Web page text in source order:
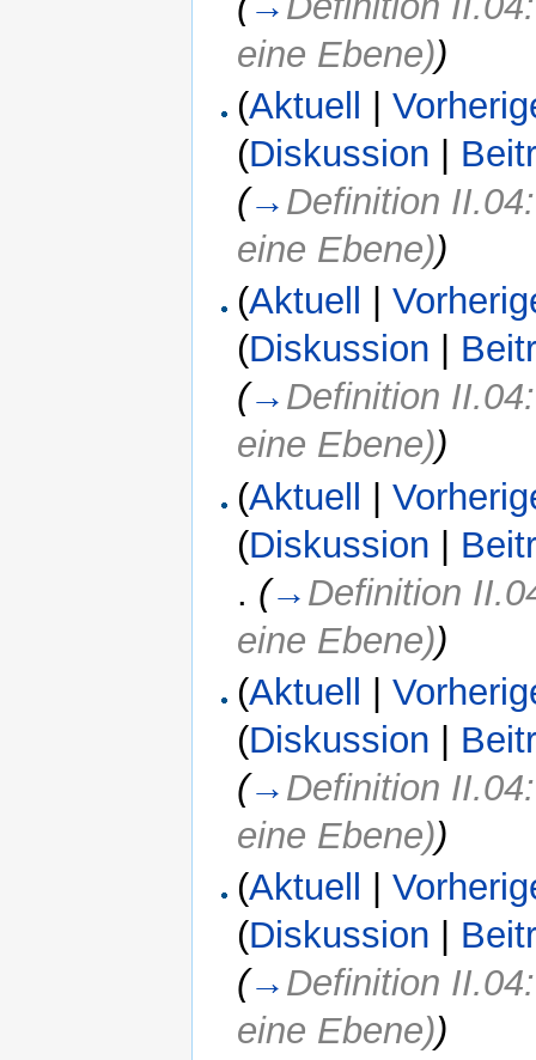
eine Ebene))
(Aktuell |
(Diskussion
(→ Definition
eine Ebene))
(Aktuell |
(Diskussion
(→ Definition
eine Ebene))
(Aktuell |
(Diskussion |
. (→ Definition
eine Ebene))
(Aktuell |
(Diskussion
(→ Definition
eine Ebene))
(Aktuell |
(Diskussion
(→ Definition
eine Ebene))